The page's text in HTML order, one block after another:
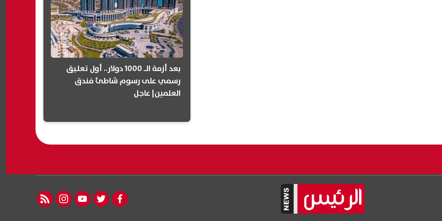
بعد أزمة الـ 1000 دولار.. أول تعليق
رسمي على رسوم شاطئ فندق
العلمين| عاجل
facebook
twitter
youtube
instagram
rss feed